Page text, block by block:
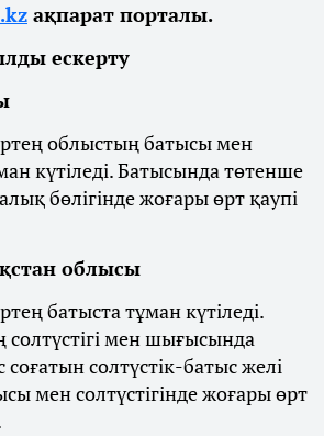
ақпарат порталы.
ескерту
облыстың батысы мен
күтіледі. Батысында төтенше
бөлігінде жоғары өрт қаупі
облысы
батыста тұман күтіледі.
солтүстігі мен шығысында
соғатын солтүстік-батыс желі
мен солтүстігінде жоғары өрт